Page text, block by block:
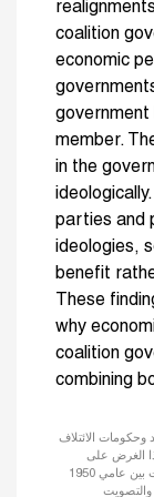
coalition
economic
government
member.
in the
parties and
ideologies,
benefit
These
why
coalition
combining
الائتلاف
الغرض على
البيانات التي تغطي 31 انتخابات برلمانية وإدارية محلية عقدت بين عامي 1950
والتصويت